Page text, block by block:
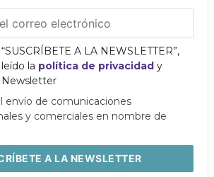
A LA NEWSLETTER”,
la política de privacidad y
Newsletter
envío de comunicaciones
y comerciales en nombre de
A LA NEWSLETTER